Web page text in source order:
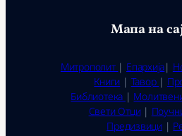
Мапа на
Митрополит | Епархија|
Книги | Тавор |
Библиотека |
Свети Отци|
Предизвици |